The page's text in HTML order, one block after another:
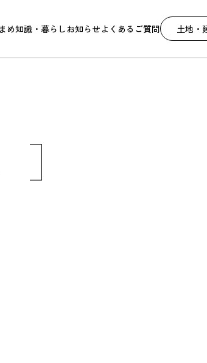
まめ知識・暮らし お知らせよくあるご質問 土地・